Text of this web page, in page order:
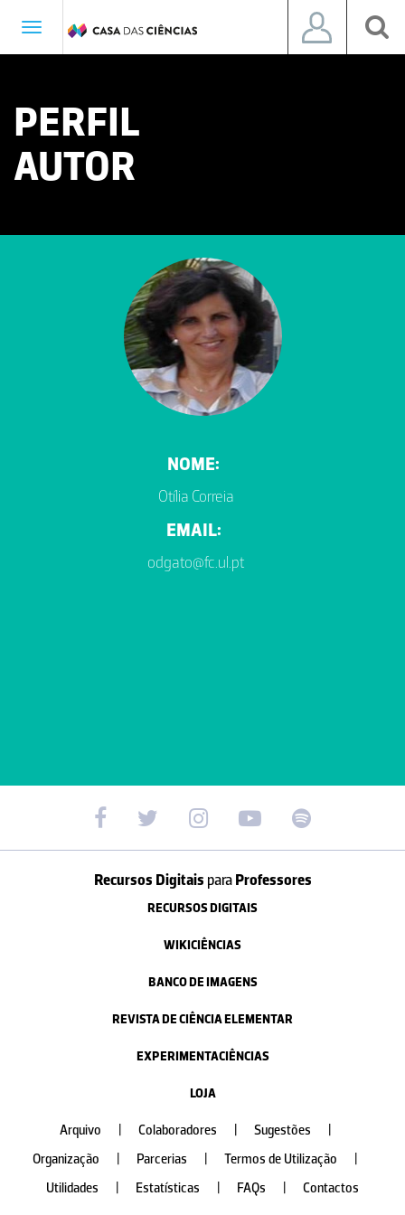
Toggle
PERFIL
AUTOR
NOME:
Otília Correia
EMAIL:
odgato@fc.ul.pt
Recursos Digitais paraProfessores
RECURSOS DIGITAIS
WIKICIÊNCIAS
BANCO DE IMAGENS
REVISTA DE CIÊNCIA ELEMENTAR
EXPERIMENTACIÊNCIAS
LOJA
Arquivo Colaboradores Sugestões
Organização
Parcerias Termos de Utilização
Utilidades
Estatísticas FAQs Contactos